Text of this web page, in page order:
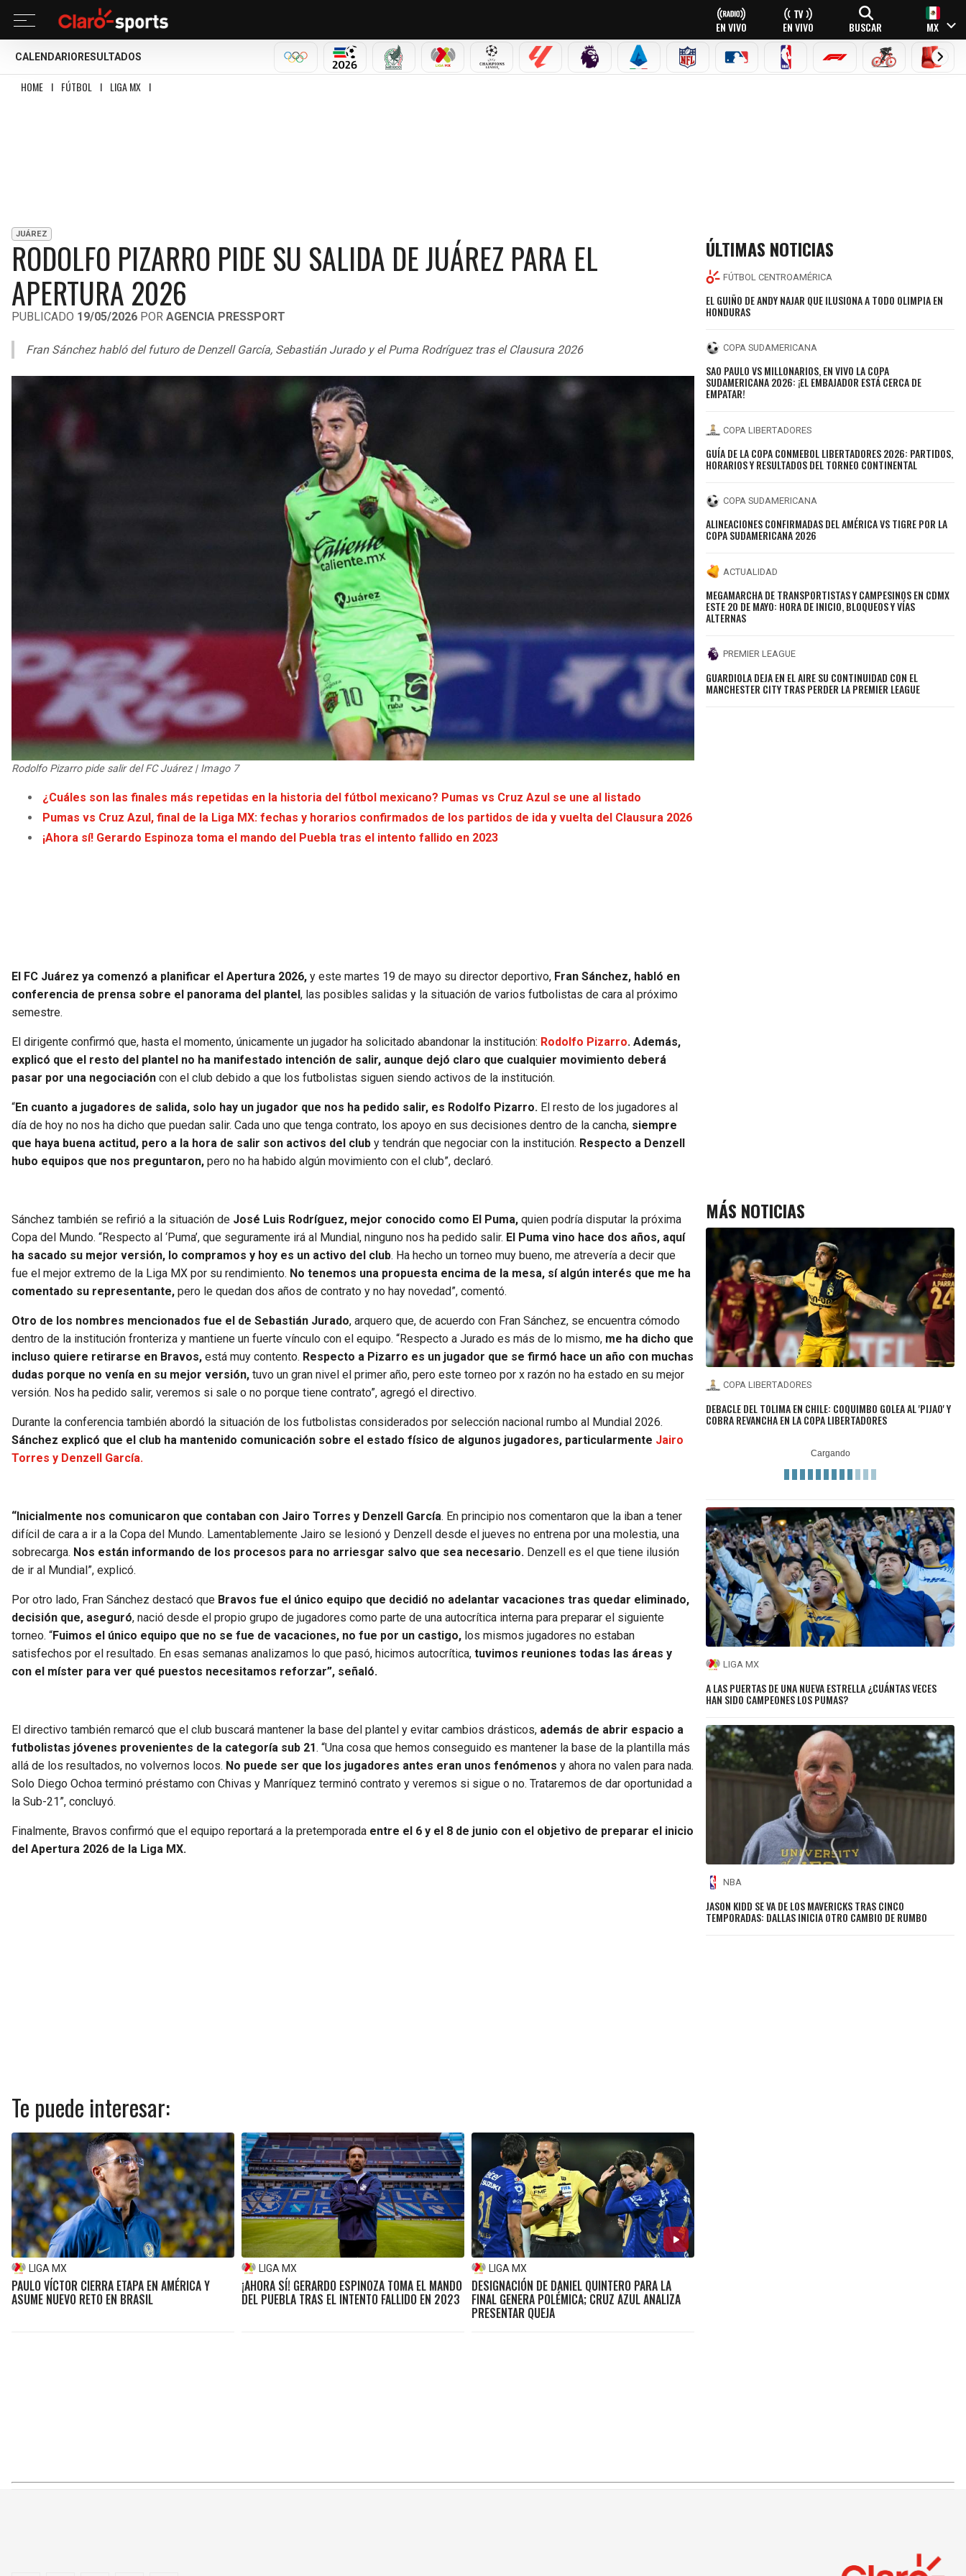
EN VIVO EN VIVO BUSCAR MX
CALENDARIO RESULTADOS
OLÍMPICOSMUNDIAL 2026SELECCIÓN MEXICANA
LIGA MX CHAMPIONS LEAGUE
LALIGA PREMIER LEAGUE
SERIE A NFL MLB NBA FÓRMULA 1CICLISMOBOXEO
HOME I FÚTBOL I LIGA MX I
JUÁREZ
RODOLFO PIZARRO PIDE SU SALIDA DE JUÁREZ PARA EL
APERTURA 2026
PUBLICADO 19/05/2026 POR AGENCIA PRESSPORT
Fran Sánchez habló del futuro de Denzell García, Sebastián Jurado y el Puma Rodríguez tras el Clausura 2026
Rodolfo Pizarro pide salir del FC Juárez | Imago 7
¿Cuáles son las finales más repetidas en la historia del fútbol mexicano? Pumas vs Cruz Azul se une al listado
Pumas vs Cruz Azul, final de la Liga MX: fechas y horarios confirmados de los partidos de ida y vuelta del Clausura 2026
¡Ahora sí! Gerardo Espinoza toma el mando del Puebla tras el intento fallido en 2023
El FC Juárez ya comenzó a planificar el Apertura 2026, y este martes 19 de mayo su director deportivo, Fran Sánchez, habló en
conferencia de prensa sobre el panorama del plantel, las posibles salidas y la situación de varios futbolistas de cara al próximo
semestre.
El dirigente confirmó que, hasta el momento, únicamente un jugador ha solicitado abandonar la institución: Rodolfo Pizarro. Además,
explicó que el resto del plantel no ha manifestado intención de salir, aunque dejó claro que cualquier movimiento deberá
pasar por una negociación con el club debido a que los futbolistas siguen siendo activos de la institución.
“En cuanto a jugadores de salida, solo hay un jugador que nos ha pedido salir, es Rodolfo Pizarro. El resto de los jugadores al
día de hoy no nos ha dicho que puedan salir. Cada uno que tenga contrato, los apoyo en sus decisiones dentro de la cancha, siempre
que haya buena actitud, pero a la hora de salir son activos del club y tendrán que negociar con la institución. Respecto a Denzell
hubo equipos que nos preguntaron, pero no ha habido algún movimiento con el club”, declaró.
Sánchez también se refirió a la situación de José Luis Rodríguez, mejor conocido como El Puma, quien podría disputar la próxima
Copa del Mundo. “Respecto al ‘Puma’, que seguramente irá al Mundial, ninguno nos ha pedido salir. El Puma vino hace dos años, aquí
ha sacado su mejor versión, lo compramos y hoy es un activo del club. Ha hecho un torneo muy bueno, me atrevería a decir que
fue el mejor extremo de la Liga MX por su rendimiento. No tenemos una propuesta encima de la mesa, sí algún interés que me ha
comentado su representante, pero le quedan dos años de contrato y no hay novedad”, comentó.
Otro de los nombres mencionados fue el de Sebastián Jurado, arquero que, de acuerdo con Fran Sánchez, se encuentra cómodo
dentro de la institución fronteriza y mantiene un fuerte vínculo con el equipo. “Respecto a Jurado es más de lo mismo, me ha dicho que
incluso quiere retirarse en Bravos, está muy contento. Respecto a Pizarro es un jugador que se firmó hace un año con muchas
dudas porque no venía en su mejor versión, tuvo un gran nivel el primer año, pero este torneo por x razón no ha estado en su mejor
versión. Nos ha pedido salir, veremos si sale o no porque tiene contrato”, agregó el directivo.
Durante la conferencia también abordó la situación de los futbolistas considerados por selección nacional rumbo al Mundial 2026.
Sánchez explicó que el club ha mantenido comunicación sobre el estado físico de algunos jugadores, particularmente Jairo
Torres y Denzell García.
“Inicialmente nos comunicaron que contaban con Jairo Torres y Denzell García. En principio nos comentaron que la iban a tener
difícil de cara a ir a la Copa del Mundo. Lamentablemente Jairo se lesionó y Denzell desde el jueves no entrena por una molestia, una
sobrecarga. Nos están informando de los procesos para no arriesgar salvo que sea necesario. Denzell es el que tiene ilusión
de ir al Mundial”, explicó.
Por otro lado, Fran Sánchez destacó que Bravos fue el único equipo que decidió no adelantar vacaciones tras quedar eliminado,
decisión que, aseguró, nació desde el propio grupo de jugadores como parte de una autocrítica interna para preparar el siguiente
torneo. “Fuimos el único equipo que no se fue de vacaciones, no fue por un castigo, los mismos jugadores no estaban
satisfechos por el resultado. En esas semanas analizamos lo que pasó, hicimos autocrítica, tuvimos reuniones todas las áreas y
con el míster para ver qué puestos necesitamos reforzar”, señaló.
El directivo también remarcó que el club buscará mantener la base del plantel y evitar cambios drásticos, además de abrir espacio a
futbolistas jóvenes provenientes de la categoría sub 21. “Una cosa que hemos conseguido es mantener la base de la plantilla más
allá de los resultados, no volvernos locos. No puede ser que los jugadores antes eran unos fenómenos y ahora no valen para nada.
Solo Diego Ochoa terminó préstamo con Chivas y Manríquez terminó contrato y veremos si sigue o no. Trataremos de dar oportunidad a
la Sub-21”, concluyó.
Finalmente, Bravos confirmó que el equipo reportará a la pretemporada entre el 6 y el 8 de junio con el objetivo de preparar el inicio
del Apertura 2026 de la Liga MX.
Te puede interesar:
LIGA MX
PAULO VÍCTOR CIERRA ETAPA EN AMÉRICA Y
ASUME NUEVO RETO EN BRASIL
LIGA MX
¡AHORA SÍ! GERARDO ESPINOZA TOMA EL MANDO
DEL PUEBLA TRAS EL INTENTO FALLIDO EN 2023
LIGA MX
DESIGNACIÓN DE DANIEL QUINTERO PARA LA
FINAL GENERA POLÉMICA; CRUZ AZUL ANALIZA
PRESENTAR QUEJA
ÚLTIMAS NOTICIAS
FÚTBOL CENTROAMÉRICA
EL GUIÑO DE ANDY NAJAR QUE ILUSIONA A TODO OLIMPIA EN
HONDURAS
COPA SUDAMERICANA
SAO PAULO VS MILLONARIOS, EN VIVO LA COPA
SUDAMERICANA 2026: ¡EL EMBAJADOR ESTÁ CERCA DE
EMPATAR!
COPA LIBERTADORES
GUÍA DE LA COPA CONMEBOL LIBERTADORES 2026: PARTIDOS,
HORARIOS Y RESULTADOS DEL TORNEO CONTINENTAL
COPA SUDAMERICANA
ALINEACIONES CONFIRMADAS DEL AMÉRICA VS TIGRE POR LA
COPA SUDAMERICANA 2026
ACTUALIDAD
MEGAMARCHA DE TRANSPORTISTAS Y CAMPESINOS EN CDMX
ESTE 20 DE MAYO: HORA DE INICIO, BLOQUEOS Y VÍAS
ALTERNAS
PREMIER LEAGUE
GUARDIOLA DEJA EN EL AIRE SU CONTINUIDAD CON EL
MANCHESTER CITY TRAS PERDER LA PREMIER LEAGUE
MÁS NOTICIAS
COPA LIBERTADORES
DEBACLE DEL TOLIMA EN CHILE: COQUIMBO GOLEA AL 'PIJAO' Y
COBRA REVANCHA EN LA COPA LIBERTADORES
LIGA MX
A LAS PUERTAS DE UNA NUEVA ESTRELLA ¿CUÁNTAS VECES
HAN SIDO CAMPEONES LOS PUMAS?
NBA
JASON KIDD SE VA DE LOS MAVERICKS TRAS CINCO
TEMPORADAS: DALLAS INICIA OTRO CAMBIO DE RUMBO